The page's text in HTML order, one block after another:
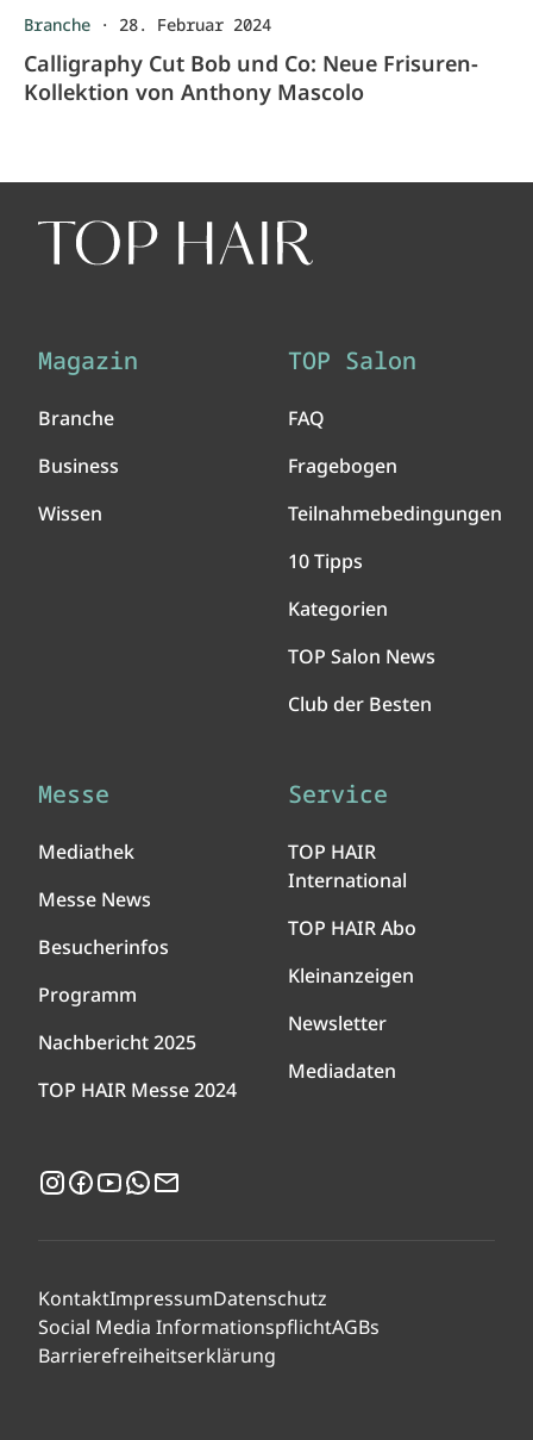
Branche · 28. Februar 2024
Calligraphy Cut Bob und Co: Neue Frisuren-
Kollektion von Anthony Mascolo
Magazin
Branche
Business
Wissen
TOP Salon
FAQ
Fragebogen
Teilnahmebedingungen
10 Tipps
Kategorien
TOP Salon News
Club der Besten
Messe
Mediathek
Messe News
Besucherinfos
Programm
Nachbericht 2025
TOP HAIR Messe 2024
Service
TOP HAIR
International
TOP HAIR Abo
Kleinanzeigen
Newsletter
Mediadaten
Instagram
Facebook
YouTubeWhatsApp
KontaktImpressumDatenschutz
Social Media InformationspflichtAGBs
Barrierefreiheitserklärung